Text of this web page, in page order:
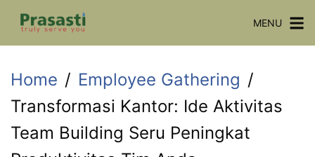
Skip
MENU
Home
Employee Gathering
Transformasi Kantor: Ide Aktivitas
Team Building Seru Peningkat